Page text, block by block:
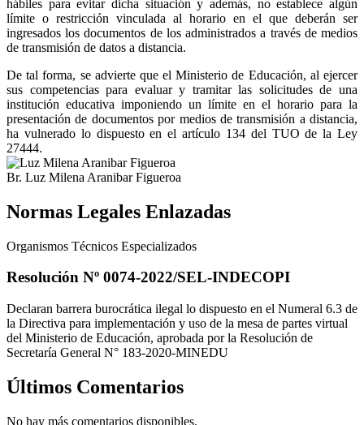
hábiles para evitar dicha situación y además, no establece algún
límite o restricción vinculada al horario en el que deberán ser
ingresados los documentos de los administrados a través de medios
de transmisión de datos a distancia.
De tal forma, se advierte que el Ministerio de Educación, al ejercer
sus competencias para evaluar y tramitar las solicitudes de una
institución educativa imponiendo un límite en el horario para la
presentación de documentos por medios de transmisión a distancia,
ha vulnerado lo dispuesto en el artículo 134 del TUO de la Ley
27444.
Br. Luz Milena Aranibar Figueroa
Normas Legales Enlazadas
Organismos Técnicos Especializados
Resolución Nº 0074-2022/SEL-INDECOPI
Declaran barrera burocrática ilegal lo dispuesto en el Numeral 6.3 de
la Directiva para implementación y uso de la mesa de partes virtual
del Ministerio de Educación, aprobada por la Resolución de
Secretaría General N° 183-2020-MINEDU
Últimos Comentarios
No hay más comentarios disponibles.